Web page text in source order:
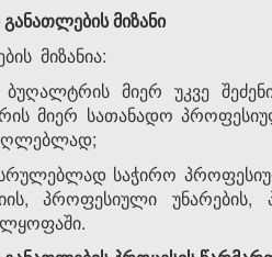
მიზანი
მიზანია:
ბუღალტრის მიერ უკვე
მიერ სათანადო
საჭირო
პროფესიული